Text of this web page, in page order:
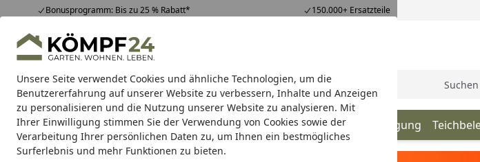
Unsere Seite verwendet Cookies und ähnliche Technologien, um die
Benutzererfahrung auf unserer Website zu verbessern, Inhalte und Anzeigen
zu personalisieren und die Nutzung unserer Website zu analysieren. Mit
Ihrer Einwilligung stimmen Sie der Verwendung von Cookies sowie der
Verarbeitung Ihrer persönlichen Daten zu, um Ihnen ein bestmögliches
Surferlebnis und mehr Funktionen zu bieten.
Bonusprogramm: Bis zu 25 % Rabatt* 150.000+ Ersatzteile
Hotline07051 / 9 22 22
Mo-Fr. 8-16 Uhr 25.958 Bewertungen
Alle Produkte
Alle ProdukteHighlights Tipps & Tricks Suche
Teich Teichbau Teichfilter Teichpumpe Teichpflege & Teichreinigung